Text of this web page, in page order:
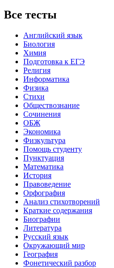
Все тесты
Английский язык
Биология
Химия
Подготовка к ЕГЭ
Религия
Информатика
Физика
Стихи
Обществознание
Сочинения
ОБЖ
Экономика
Физкультура
Помощь студенту
Пунктуация
Математика
История
Правоведение
Орфография
Анализ стихотворений
Краткие содержания
Биографии
Литература
Русский язык
Окружающий мир
География
Фонетический разбор